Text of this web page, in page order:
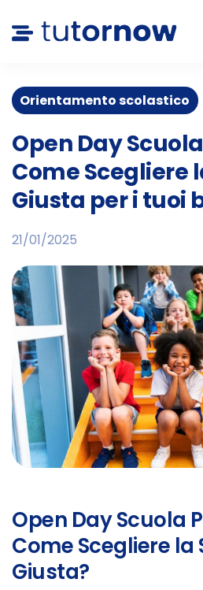
Orientamento scolastico
Open Day
Come Scegliere
Giusta per i tuoi
21/01/2025
Open Day Scuola
Come Scegliere la
Giusta?